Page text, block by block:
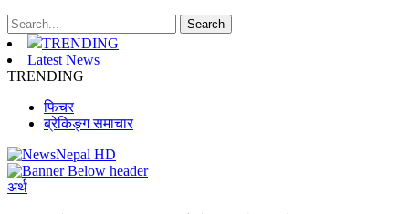
TRENDING
Latest News
TRENDING
फिचर
ब्रेकिङ्ग समाचार
अर्थ